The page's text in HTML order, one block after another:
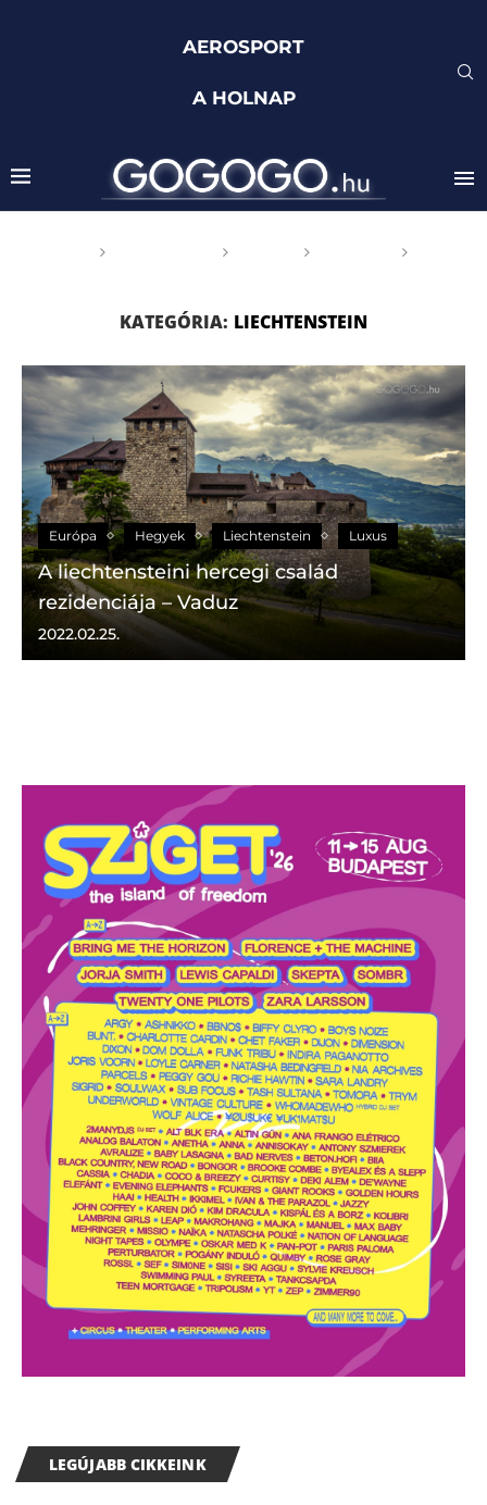
AEROSPORT
A HOLNAP
KATEGÓRIA: LIECHTENSTEIN
Európa Hegyek Liechtenstein Luxus
A liechtensteini hercegi család
rezidenciája – Vaduz
2022.02.25.
LEGÚJABB CIKKEINK